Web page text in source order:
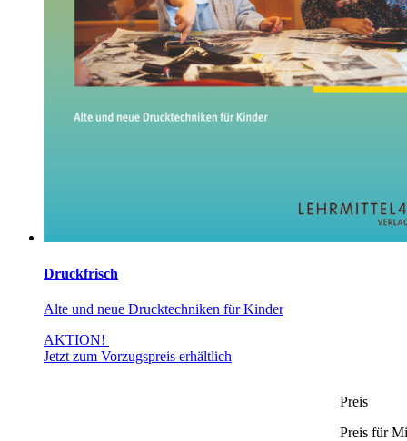
Druckfrisch
Alte und neue Drucktechniken für Kinder
AKTION!
Jetzt zum Vorzugspreis erhältlich
Preis
Preis für